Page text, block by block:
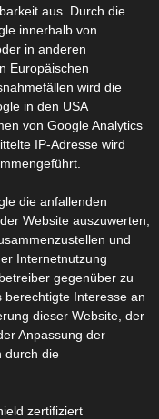
aus. Durch die
innerhalb von
in anderen
Europäischen
wird die
in den USA
von Google Analytics
IP-Adresse wird
die anfallenden
Website auszuwerten,
und
Internetnutzung
gegenüber zu
berechtigte Interesse an
dieser Website, der
Anpassung der
durch die
zertifiziert